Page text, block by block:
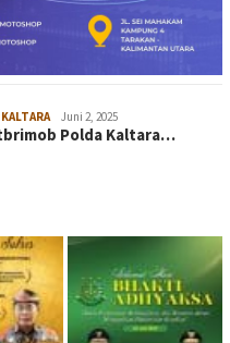
Juni 2, 2025
Polda Kaltara…